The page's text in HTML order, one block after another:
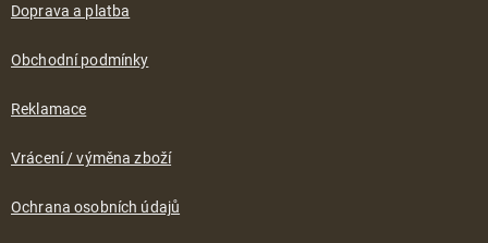
Doprava a platba
Obchodní podmínky
Reklamace
Vrácení / výměna zboží
Ochrana osobních údajů